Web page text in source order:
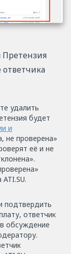
ответчика
удалить
будет
и
не проверена»
её и не
подтвердить
ответчик
обсуждение